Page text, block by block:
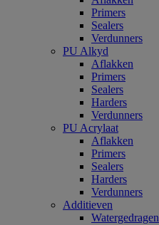
Primers
Sealers
Verdunners
PU Alkyd
Aflakken
Primers
Sealers
Harders
Verdunners
PU Acrylaat
Aflakken
Primers
Sealers
Harders
Verdunners
Additieven
Watergedragen